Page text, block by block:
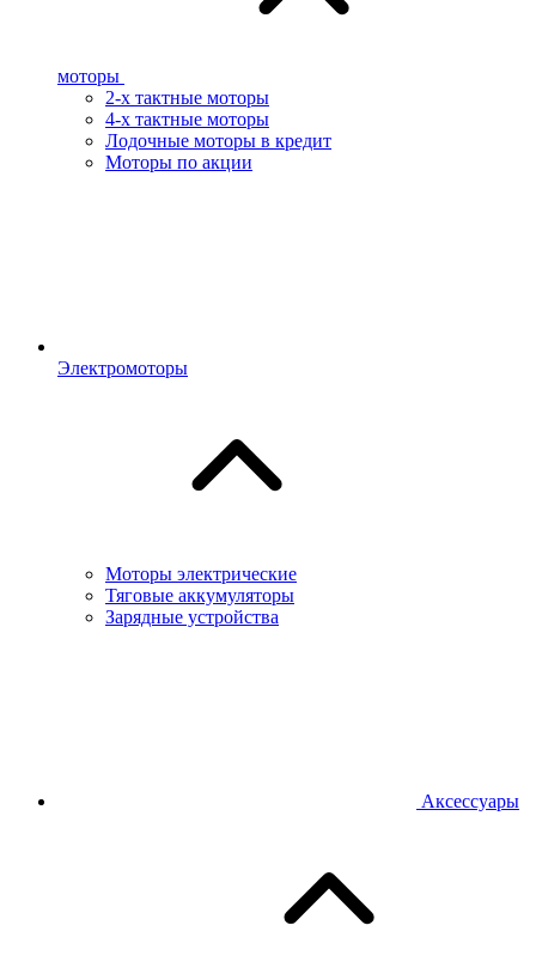
моторы
2-х тактные моторы
4-х тактные моторы
Лодочные моторы в кредит
Моторы по акции
Электромоторы
Моторы электрические
Тяговые аккумуляторы
Зарядные устройства
Аксессуары